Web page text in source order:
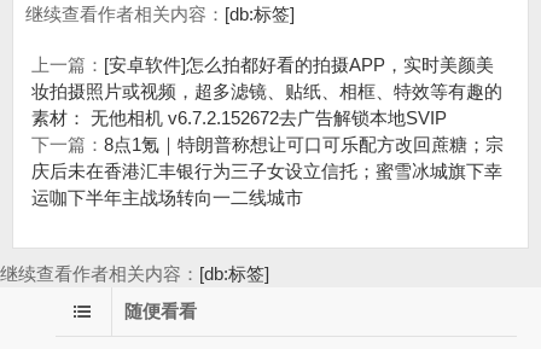
继续查看作者相关内容： [db:标签]
上一篇： [安卓软件]怎么拍都好看的拍摄APP，实时美颜美
妆拍摄照片或视频，超多滤镜、贴纸、相框、特效等有趣的
素材： 无他相机 v6.7.2.152672去广告解锁本地SVIP
下一篇： 8点1氪｜特朗普称想让可口可乐配方改回蔗糖；宗
庆后未在香港汇丰银行为三子女设立信托；蜜雪冰城旗下幸
运咖下半年主战场转向一二线城市
继续查看作者相关内容： [db:标签]
随便看看